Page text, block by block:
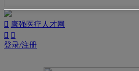
 康强医疗人才网
 
登录/注册